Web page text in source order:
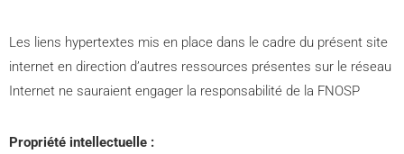
Les liens hypertextes mis en place dans le cadre du présent site
internet en direction d’autres ressources présentes sur le réseau
Internet ne sauraient engager la responsabilité de la FNOSP
Propriété intellectuelle :